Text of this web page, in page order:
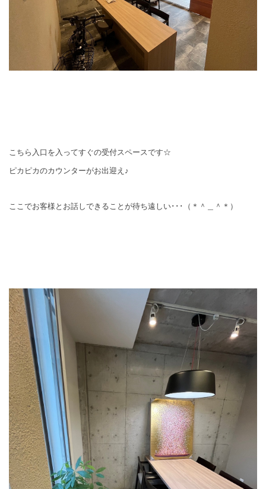
こちら入口を入ってすぐの受付スペースです☆
ピカピカのカウンターがお出迎え♪
ここでお客様とお話しできることが待ち遠しい･･･（＊＾＿＾＊）